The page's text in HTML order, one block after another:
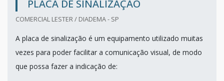
PLACA DE SINALIZAÇÃO
COMERCIAL LESTER / DIADEMA - SP
A placa de sinalização é um equipamento utilizado muitas
vezes para poder facilitar a comunicação visual, de modo
que possa fazer a indicação de: